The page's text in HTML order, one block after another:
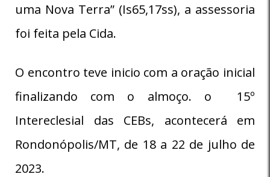
uma Nova Terra” (Is65,17ss), a assessoria
foi feita pela Cida.
O encontro teve inicio com a oração inicial
finalizando com o almoço. o 15º
Intereclesial das CEBs, acontecerá em
Rondonópolis/MT, de 18 a 22 de julho de
2023.